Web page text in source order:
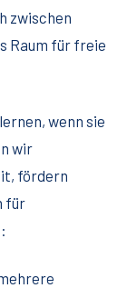
zwischen
Raum für freie
wenn sie
wir
fördern
für